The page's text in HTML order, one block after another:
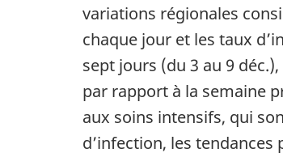
variations régionales
chaque jour et les taux
sept jours (du 3 au 9
par rapport à la semaine
aux soins intensifs, qui
d’infection, les